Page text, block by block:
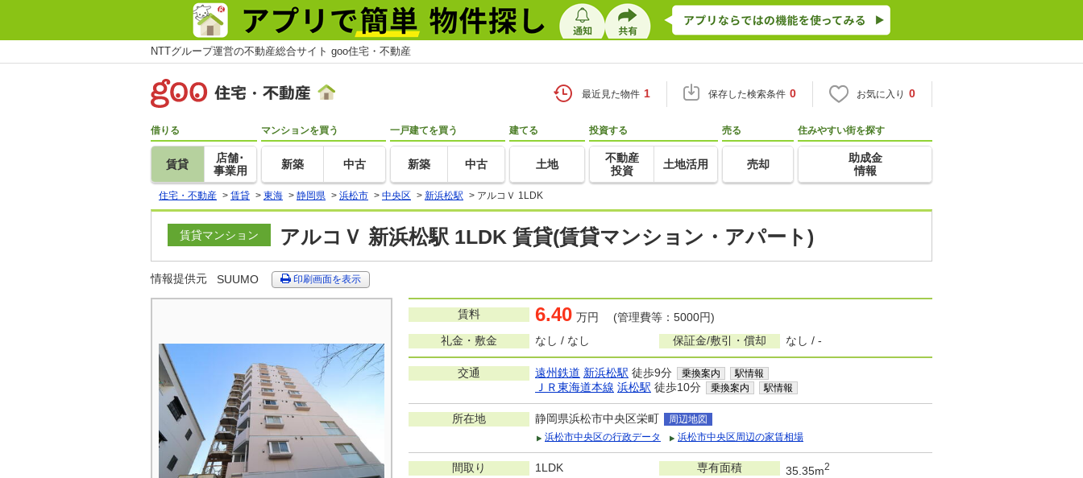
NTTグループ運営の不動産総合サイト goo住宅・不動産
最近見た物件 1 保存した検索条件 0 お気に入り 0
借りる
賃貸
店舗･
事業用
マンションを買う
新築 中古
一戸建てを買う
新築 中古
建てる
土地
投資する
不動産
投資
土地活用
売る
売却
住みやすい街を探す
助成金
情報
住宅・不動産 > 賃貸 > 東海 > 静岡県 > 浜松市 > 中央区 > 新浜松駅 > アルコＶ 1LDK
賃貸マンション アルコＶ 新浜松駅 1LDK 賃貸(賃貸マンション・アパート)
情報提供元 SUUMO 印刷画面を表示
賃料 6.40 万円 (管理費等：5000円)
礼金・敷金
なし / なし 保証金/敷引・償却 なし / -
交通 遠州鉄道 新浜松駅 徒歩9分 乗換案内 駅情報
ＪＲ東海道本線 浜松駅 徒歩10分 乗換案内 駅情報
所在地 静岡県浜松市中央区栄町
周辺地図
浜松市中央区の行政データ
浜松市中央区周辺の家賃相場
間取り 1LDK 専有面積 35.35m2